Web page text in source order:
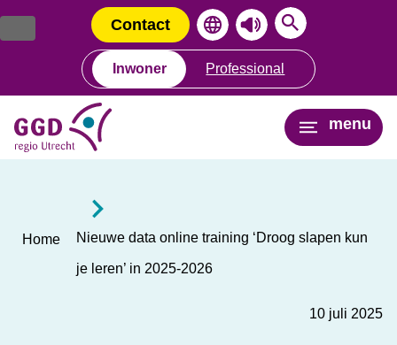
naar
de
naar
de
Contact
Inwoner Professional
menu
Home Nieuwe data online training ‘Droog slapen kun
je leren’ in 2025-2026
10 juli 2025